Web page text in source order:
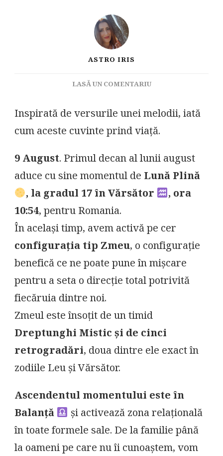
ASTRO IRIS
LASĂ UN COMENTARIULA
ÎNTUNERICUL!
9
&
LUNA
PLINĂ
ÎN
VĂRSĂTOR
Inspirată de versurile unei melodii, iată
cum aceste cuvinte prind viață.
9 August. Primul decan al lunii august
aduce cu sine momentul de Lună Plină
, la gradul 17 în Vărsător
, ora
10:54, pentru Romania.
În același timp, avem activă pe cer
configurația tip Zmeu, o configurație
benefică ce ne poate pune în mișcare
pentru a seta o direcție total potrivită
fiecăruia dintre noi.
Zmeul este însoțit de un timid
Dreptunghi Mistic și de cinci
retrogradări, doua dintre ele exact în
zodiile Leu și Vărsător.
Ascendentul momentului este în
Balanță
și activează zona relațională
în toate formele sale. De la familie până
la oameni pe care nu îi cunoaștem, vom